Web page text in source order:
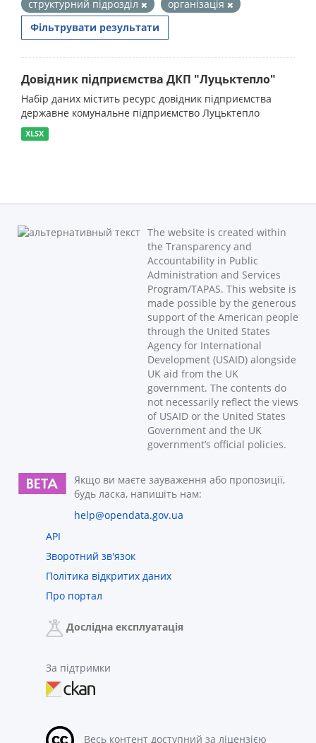
структурний підрозділ
організація
Фільтрувати результати
Довідник підприємства ДКП "Луцьктепло"
Набір даних містить ресурс довідник підприємства
державне комунальне підприємство Луцьктепло
XLSX
The website is created within
the Transparency and
Accountability in Public
Administration and Services
Program/TAPAS. This website is
made possible by the generous
support of the American people
through the United States
Agency for International
Development (USAID) alongside
UK aid from the UK
government. The contents do
not necessarily reflect the views
of USAID or the United States
Government and the UK
government’s official policies.
Якщо ви маєте зауваження або пропозиції,
будь ласка, напишіть нам:
help@opendata.gov.ua
API
Зворотний зв'язок
Політика відкритих даних
Про портал
Дослідна експлуатація
За підтримки
Весь контент доступний за ліцензією